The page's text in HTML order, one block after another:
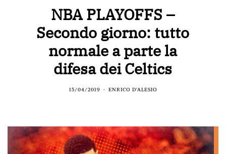
NBA PLAYOFFS –
Secondo giorno: tutto
normale a parte la
difesa dei Celtics
15/04/2019 ENRICO D'ALESIO